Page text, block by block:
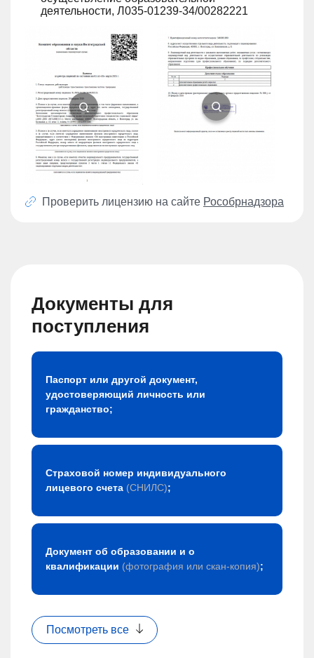
деятельности, Л035-01239-34/00282221
Проверить лицензию на сайте Рособрнадзора
Документы для
поступления
Паспорт или другой документ,
удостоверяющий личность или
гражданство;
Страховой номер индивидуального
лицевого счета (СНИЛС);
Документ об образовании и о
квалификации (фотография или скан-копия);
Посмотреть все